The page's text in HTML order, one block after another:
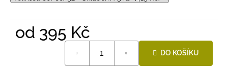
od 395 Kč
DO KOŠÍKU